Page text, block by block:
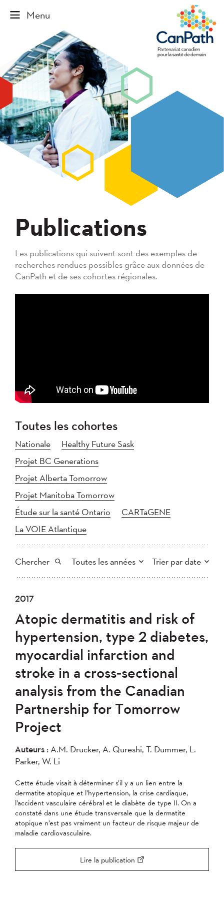
Publications
Les publications qui suivent sont des exemples de
recherches rendues possibles grâce aux données de
CanPath et de ses cohortes régionales.
Toutes les cohortes
Nationale
Healthy Future Sask
Projet BC Generations
Projet Alberta Tomorrow
Projet Manitoba Tomorrow
Étude sur la santé Ontario
CARTaGENE
La VOIE Atlantique
Chercher Toutes les années Trier par date
Tout
2021
2020
2019
2018
2017
2016
2015
2014
2013
2012
2011
2010
2008
2007
2006
2005
2004
Plus récent au plus ancien
Plus ancien au plus récent
Appliquer
2017
Atopic dermatitis and risk of
hypertension, type 2 diabetes,
myocardial infarction and
stroke in a cross‐sectional
analysis from the Canadian
Partnership for Tomorrow
Project
Auteurs :A.M. Drucker, A. Qureshi, T. Dummer, L.
Parker, W. Li
Cette étude visait à déterminer s’il y a un lien entre la
dermatite atopique et l’hypertension, la crise cardiaque,
l’accident vasculaire cérébral et le diabète de type II. On a
constaté dans une étude transversale que la dermatite
atopique n’est pas vraiment un facteur de risque majeur de
maladie cardiovasculaire.
Lire la publication